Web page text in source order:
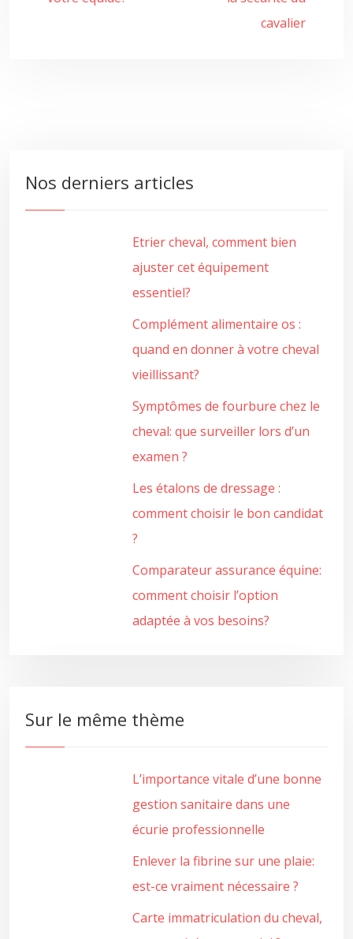
cavalier
Nos derniers articles
Etrier cheval, comment bien
ajuster cet équipement
essentiel?
Complément alimentaire os :
quand en donner à votre cheval
vieillissant?
Symptômes de fourbure chez le
cheval: que surveiller lors d’un
examen ?
Les étalons de dressage :
comment choisir le bon candidat
?
Comparateur assurance équine:
comment choisir l’option
adaptée à vos besoins?
Sur le même thème
L’importance vitale d’une bonne
gestion sanitaire dans une
écurie professionnelle
Enlever la fibrine sur une plaie:
est-ce vraiment nécessaire ?
Carte immatriculation du cheval,